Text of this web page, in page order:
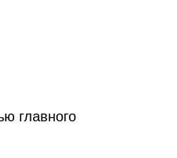
главного